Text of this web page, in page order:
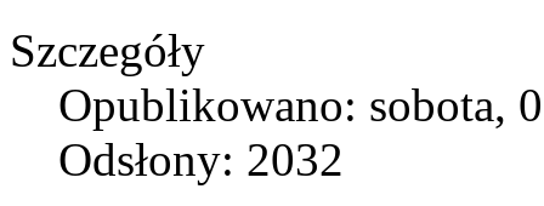
Szczegóły
Opublikowano: sobota,
Odsłony: 2032